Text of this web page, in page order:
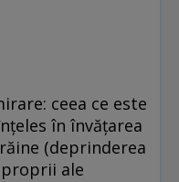
ceea ce este
în învățarea
(deprinderea
ale